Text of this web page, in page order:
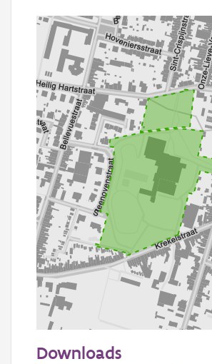
Informatie Vlaanderen
Downloads